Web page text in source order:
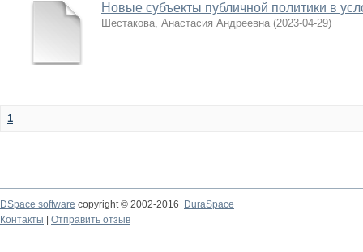
Новые субъекты публичной политики в
Шестакова, Анастасия Андреевна (2023-04-29)
1
DSpace software copyright © 2002-2016
DuraSpace
Контакты
Отправить отзыв